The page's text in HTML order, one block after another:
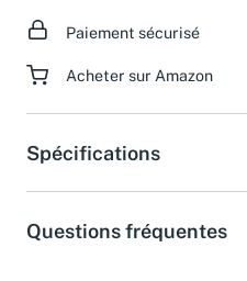
Paiement sécurisé
Acheter sur Amazon
Spécifications
Questions fréquentes